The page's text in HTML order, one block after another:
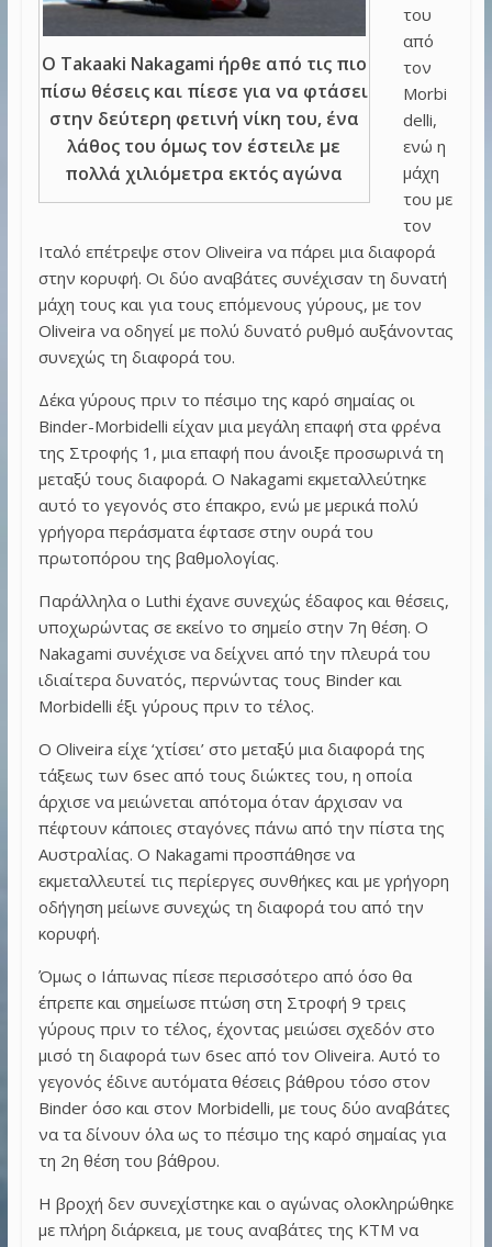
Ο Takaaki Nakagami ήρθε από τις πιο
πίσω θέσεις και πίεσε για να φτάσει
στην δεύτερη φετινή νίκη του, ένα
λάθος του όμως τον έστειλε με
πολλά χιλιόμετρα εκτός αγώνα
του
από
τον
Morbi
delli,
ενώ η
μάχη
του με
τον
Ιταλό επέτρεψε στον Oliveira να πάρει μια διαφορά
στην κορυφή. Οι δύο αναβάτες συνέχισαν τη δυνατή
μάχη τους και για τους επόμενους γύρους, με τον
Oliveira να οδηγεί με πολύ δυνατό ρυθμό αυξάνοντας
συνεχώς τη διαφορά του.
Δέκα γύρους πριν το πέσιμο της καρό σημαίας οι
Binder-Morbidelli είχαν μια μεγάλη επαφή στα φρένα
της Στροφής 1, μια επαφή που άνοιξε προσωρινά τη
μεταξύ τους διαφορά. Ο Nakagami εκμεταλλεύτηκε
αυτό το γεγονός στο έπακρο, ενώ με μερικά πολύ
γρήγορα περάσματα έφτασε στην ουρά του
πρωτοπόρου της βαθμολογίας.
Παράλληλα ο Luthi έχανε συνεχώς έδαφος και θέσεις,
υποχωρώντας σε εκείνο το σημείο στην 7η θέση. Ο
Nakagami συνέχισε να δείχνει από την πλευρά του
ιδιαίτερα δυνατός, περνώντας τους Binder και
Morbidelli έξι γύρους πριν το τέλος.
Ο Oliveira είχε ‘χτίσει’ στο μεταξύ μια διαφορά της
τάξεως των 6sec από τους διώκτες του, η οποία
άρχισε να μειώνεται απότομα όταν άρχισαν να
πέφτουν κάποιες σταγόνες πάνω από την πίστα της
Αυστραλίας. Ο Nakagami προσπάθησε να
εκμεταλλευτεί τις περίεργες συνθήκες και με γρήγορη
οδήγηση μείωνε συνεχώς τη διαφορά του από την
κορυφή.
Όμως ο Ιάπωνας πίεσε περισσότερο από όσο θα
έπρεπε και σημείωσε πτώση στη Στροφή 9 τρεις
γύρους πριν το τέλος, έχοντας μειώσει σχεδόν στο
μισό τη διαφορά των 6sec από τον Oliveira. Αυτό το
γεγονός έδινε αυτόματα θέσεις βάθρου τόσο στον
Binder όσο και στον Morbidelli, με τους δύο αναβάτες
να τα δίνουν όλα ως το πέσιμο της καρό σημαίας για
τη 2η θέση του βάθρου.
Η βροχή δεν συνεχίστηκε και ο αγώνας ολοκληρώθηκε
με πλήρη διάρκεια, με τους αναβάτες της KTM να